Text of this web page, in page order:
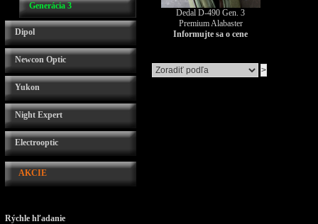
Generácia 3
Dipol
Newcon Optic
Yukon
Night Expert
Electrooptic
AKCIE
Rýchle hľadanie
Dedal D-490 Gen. 3
Premium Alabaster
Informujte sa o cene